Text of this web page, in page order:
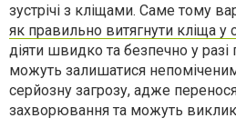
зустрічі з кліщами. Саме тому
як правильно витягнути кліща у
діяти швидко та безпечно у разі
можуть залишатися
серйозну загрозу, адже
захворювання та можуть